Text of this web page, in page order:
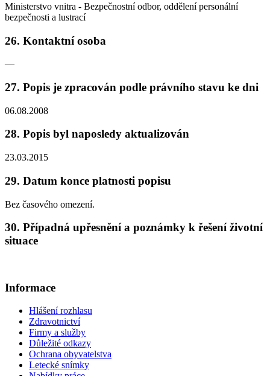
Ministerstvo vnitra - Bezpečnostní odbor, oddělení personální
bezpečnosti a lustrací
26. Kontaktní osoba
—
27. Popis je zpracován podle právního stavu ke dni
06.08.2008
28. Popis byl naposledy aktualizován
23.03.2015
29. Datum konce platnosti popisu
Bez časového omezení.
30. Případná upřesnění a poznámky k řešení životní
situace
Informace
Hlášení rozhlasu
Zdravotnictví
Firmy a služby
Důležité odkazy
Ochrana obyvatelstva
Letecké snímky